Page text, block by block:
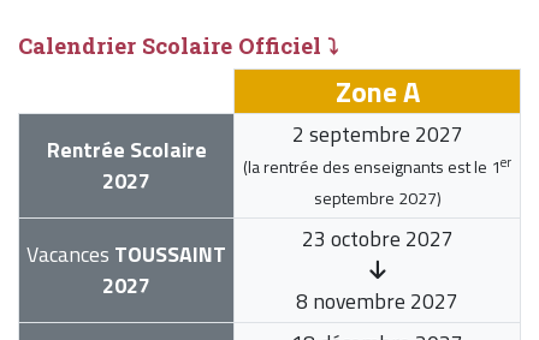
Calendrier Scolaire Officiel ⤵
Zone A
Rentrée Scolaire
2027
2 septembre 2027
(la rentrée des enseignants est le 1er
septembre 2027)
Vacances TOUSSAINT
2027
23 octobre 2027
8 novembre 2027